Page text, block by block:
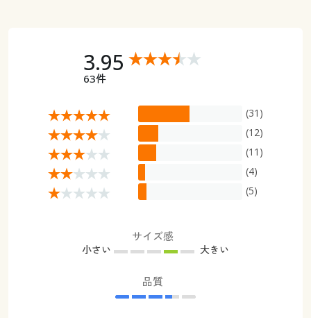
3.95
63件
(31)
(12)
(11)
(4)
(5)
サイズ感
小さい 大きい
品質